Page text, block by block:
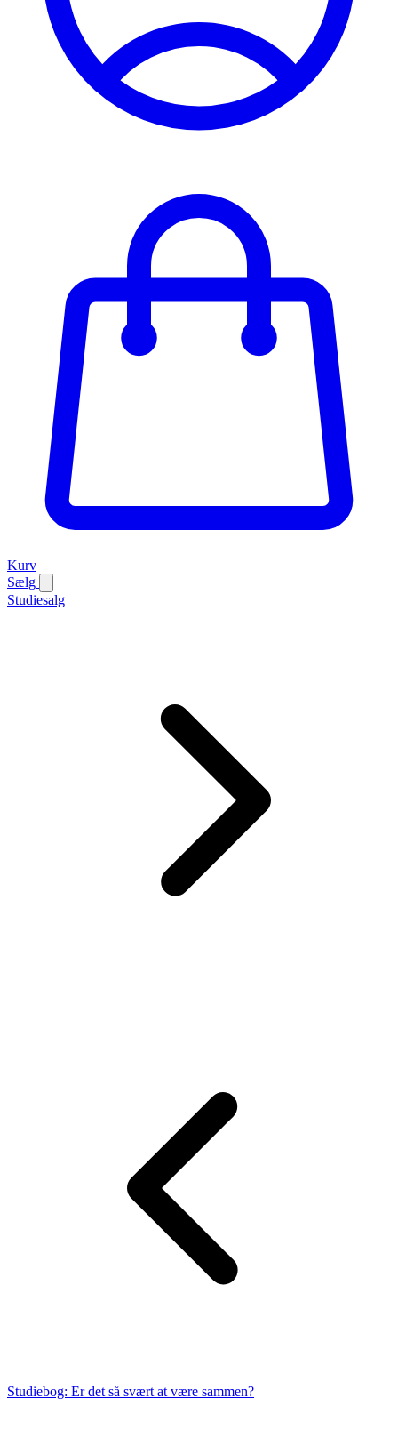
Kurv
Sælg
Studiesalg
Studiebog: Er det så svært at være sammen?